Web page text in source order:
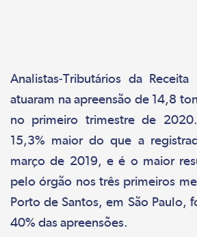
Analistas-Tributários da
atuaram na apreensão de 14,8
no primeiro trimestre de
15,3% maior do que a
março de 2019, e é o maior
pelo órgão nos três primeiros
Porto de Santos, em São Paulo,
40% das apreensões.